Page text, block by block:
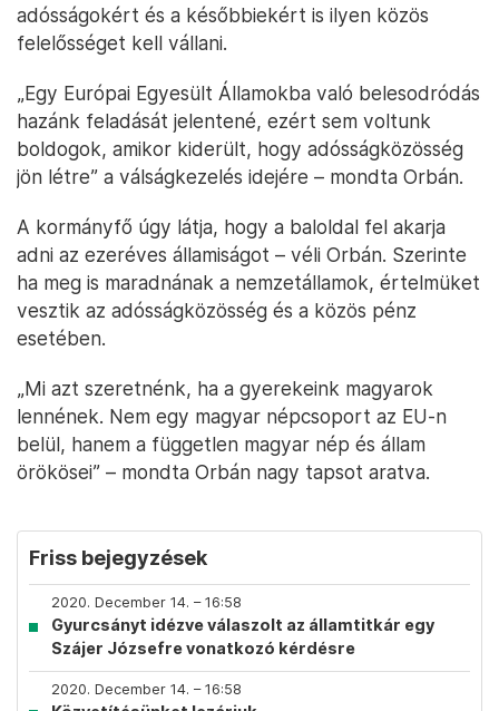
adósságokért és a későbbiekért is ilyen közös
felelősséget kell vállani.
„Egy Európai Egyesült Államokba való belesodródás
hazánk feladását jelentené, ezért sem voltunk
boldogok, amikor kiderült, hogy adósságközösség
jön létre” a válságkezelés idejére – mondta Orbán.
A kormányfő úgy látja, hogy a baloldal fel akarja
adni az ezeréves államiságot – véli Orbán. Szerinte
ha meg is maradnának a nemzetállamok, értelmüket
vesztik az adósságközösség és a közös pénz
esetében.
„Mi azt szeretnénk, ha a gyerekeink magyarok
lennének. Nem egy magyar népcsoport az EU-n
belül, hanem a független magyar nép és állam
örökösei” – mondta Orbán nagy tapsot aratva.
Friss bejegyzések
2020. December 14. – 16:58
Gyurcsányt idézve válaszolt az államtitkár egy
Szájer Józsefre vonatkozó kérdésre
2020. December 14. – 16:58